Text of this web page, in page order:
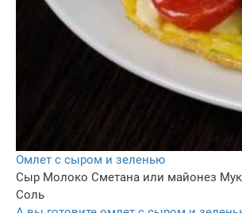
Омлет с сыром и зеленью
Сыр Молоко Сметана или майонез
Соль